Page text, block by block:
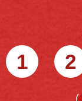
1 2
(